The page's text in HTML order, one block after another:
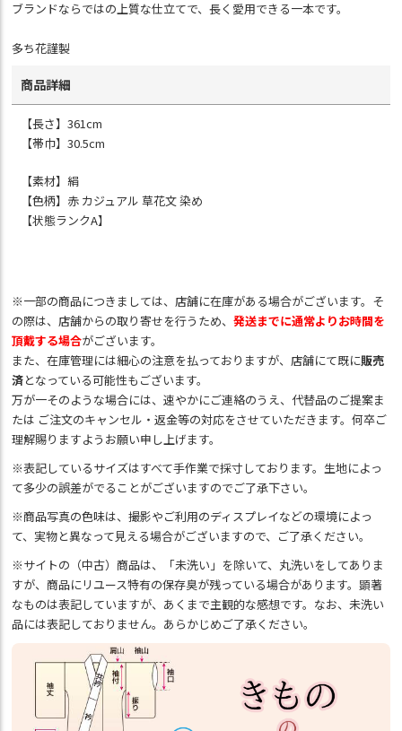
ブランドならではの上質な仕立てで、長く愛用できる一本です。
多ち花謹製
商品詳細
【長さ】361cm
【帯巾】30.5cm
【素材】絹
【色柄】赤 カジュアル 草花文 染め
【状態ランクA】
※一部の商品につきましては、店舗に在庫がある場合がございます。そ
の際は、店舗からの取り寄せを行うため、発送までに通常よりお時間を
頂戴する場合がございます。
また、在庫管理には細心の注意を払っておりますが、店舗にて既に販売
済となっている可能性もございます。
万が一そのような場合には、速やかにご連絡のうえ、代替品のご提案ま
たは ご注文のキャンセル・返金等の対応をさせていただきます。何卒ご
理解賜りますようお願い申し上げます。
※表記しているサイズはすべて手作業で採寸しております。生地によっ
て多少の誤差がでることがございますのでご了承下さい。
※商品写真の色味は、撮影やご利用のディスプレイなどの環境によっ
て、実物と異なって見える場合がございますので、ご了承ください。
※サイトの（中古）商品は、「未洗い」を除いて、丸洗いをしてありま
すが、商品にリユース特有の保存臭が残っている場合があります。顕著
なものは表記していますが、あくまで主観的な感想です。なお、未洗い
品には表記しておりません。あらかじめご了承ください。